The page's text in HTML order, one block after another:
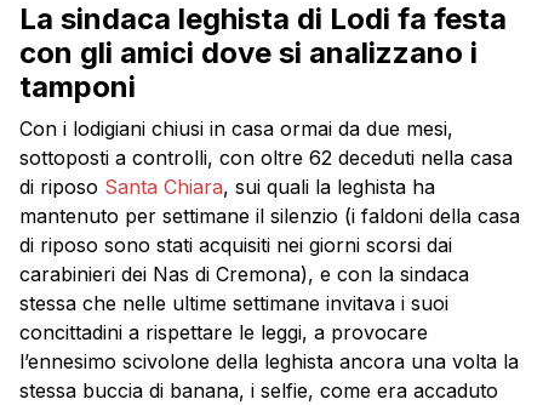
La sindaca leghista di Lodi fa festa
con gli amici dove si analizzano i
tamponi
Con i lodigiani chiusi in casa ormai da due mesi,
sottoposti a controlli, con oltre 62 deceduti nella casa
di riposo Santa Chiara, sui quali la leghista ha
mantenuto per settimane il silenzio (i faldoni della casa
di riposo sono stati acquisiti nei giorni scorsi dai
carabinieri dei Nas di Cremona), e con la sindaca
stessa che nelle ultime settimane invitava i suoi
concittadini a rispettare le leggi, a provocare
l’ennesimo scivolone della leghista ancora una volta la
stessa buccia di banana, i selfie, come era accaduto